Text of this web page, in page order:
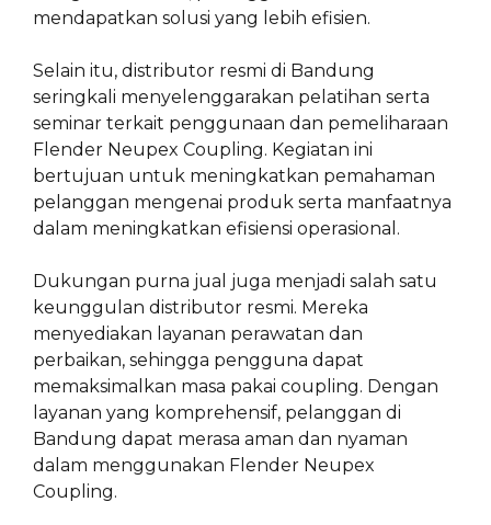
mendapatkan solusi yang lebih efisien.
Selain itu, distributor resmi di Bandung
seringkali menyelenggarakan pelatihan serta
seminar terkait penggunaan dan pemeliharaan
Flender Neupex Coupling. Kegiatan ini
bertujuan untuk meningkatkan pemahaman
pelanggan mengenai produk serta manfaatnya
dalam meningkatkan efisiensi operasional.
Dukungan purna jual juga menjadi salah satu
keunggulan distributor resmi. Mereka
menyediakan layanan perawatan dan
perbaikan, sehingga pengguna dapat
memaksimalkan masa pakai coupling. Dengan
layanan yang komprehensif, pelanggan di
Bandung dapat merasa aman dan nyaman
dalam menggunakan Flender Neupex
Coupling.